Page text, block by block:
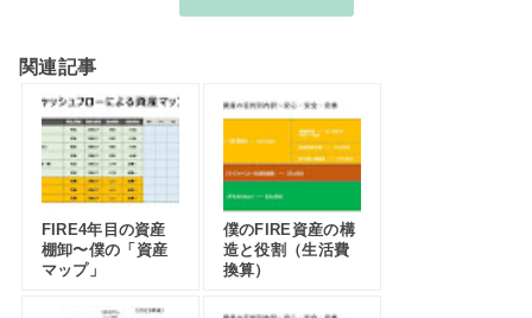
関連記事
FIRE4年目の資産
棚卸〜僕の「資産
マップ」
僕のFIRE資産の構
造と役割（生活費
換算）